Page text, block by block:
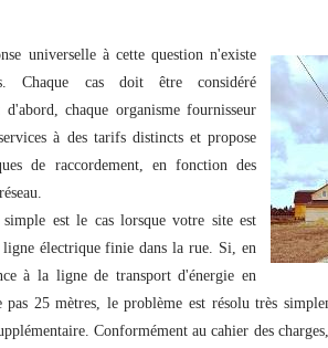
universelle à cette question n'existe
Chaque cas doit être considéré
chaque organisme fournisseur
à des tarifs distincts et propose
de raccordement, en fonction des
est le cas lorsque votre site est
électrique finie dans la rue. Si, en
à la ligne de transport d'énergie en
pas 25 mètres, le problème est résolu très
Conformément au cahier des